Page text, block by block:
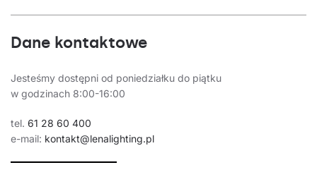
Dane kontaktowe
Jesteśmy dostępni od poniedziałku do piątku
w godzinach 8:00-16:00
tel. 61 28 60 400
e-mail: kontakt@lenalighting.pl